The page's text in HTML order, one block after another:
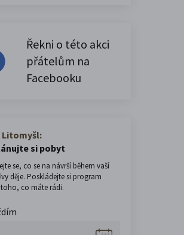
Řekni o této akci
přátelům na
Facebooku
Litomyšl:
si pobyt
se, co se na návrší během vaší
děje. Poskládejte si program
co máte rádi.